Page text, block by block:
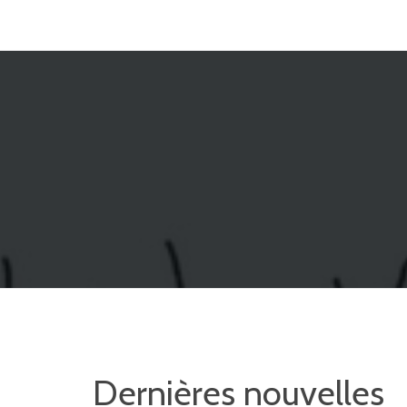
Dernières nouvelles